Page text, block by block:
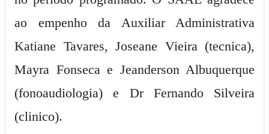
ao empenho da Auxiliar Administrativa
Katiane Tavares, Joseane Vieira (tecnica),
Mayra Fonseca e Jeanderson Albuquerque
(fonoaudiologia) e Dr Fernando Silveira
(clinico).